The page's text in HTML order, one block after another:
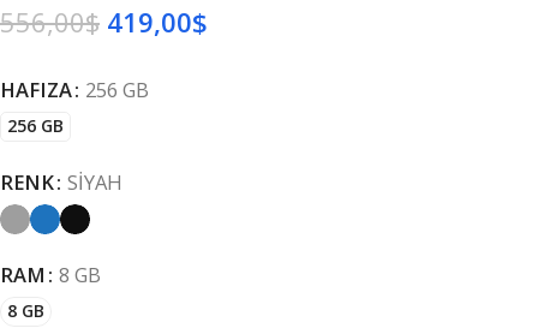
556,00$ 419,00$
HAFIZA 256 GB
256 GB
RENK SIYAH
RAM 8 GB
8 GB